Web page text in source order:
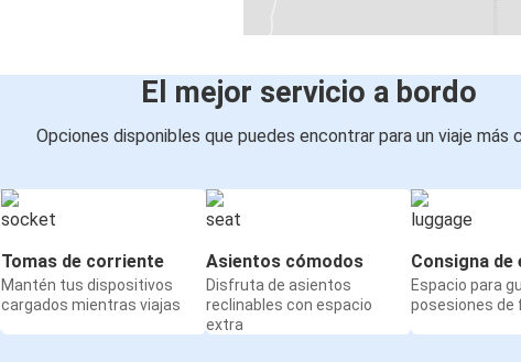
El mejor servicio a bordo
Opciones disponibles que puedes encontrar para un viaje más
Tomas de corriente
Mantén tus dispositivos
cargados mientras viajas
Asientos cómodos
Disfruta de asientos
reclinables con espacio
extra
Consigna de
Espacio para
posesiones de